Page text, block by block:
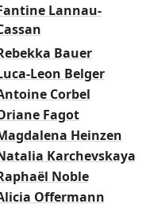
Lannau-
Bauer
Leon Belger
Corbel
Fagot
Heinzen
Karchevskaya
Noble
Offermann